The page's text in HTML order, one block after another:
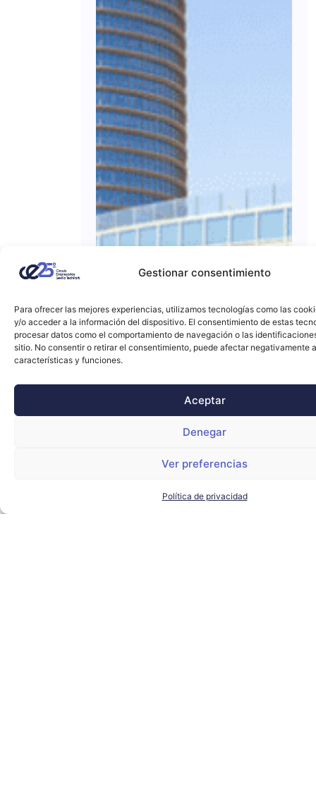
Gestionar consentimiento
Para ofrecer las mejores experiencias, utilizamos tecnologías como las
y/o acceder a la información del dispositivo. El consentimiento de estas
procesar datos como el comportamiento de navegación o las
sitio. No consentir o retirar el consentimiento, puede afectar negativamente
características y funciones.
Aceptar
Denegar
Ver preferencias
Política de privacidad